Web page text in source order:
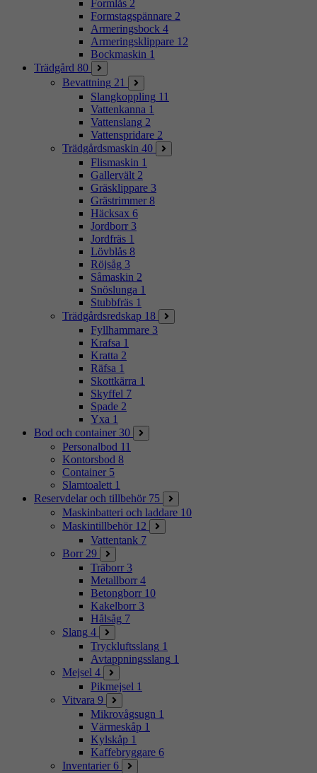
Formlås 2
Formstagspännare 2
Armeringsbock 4
Armeringsklippare 12
Bockmaskin 1
Trädgård 80
Bevattning 21
Slangkoppling 11
Vattenkanna 1
Vattenslang 2
Vattenspridare 2
Trädgårdsmaskin 40
Flismaskin 1
Gallervält 2
Gräsklippare 3
Grästrimmer 8
Häcksax 6
Jordborr 3
Jordfräs 1
Lövblås 8
Röjsåg 3
Såmaskin 2
Snöslunga 1
Stubbfräs 1
Trädgårdsredskap 18
Fyllhammare 3
Krafsa 1
Kratta 2
Räfsa 1
Skottkärra 1
Skyffel 7
Spade 2
Yxa 1
Bod och container 30
Personalbod 11
Kontorsbod 8
Container 5
Slamtoalett 1
Reservdelar och tillbehör 75
Maskinbatteri och laddare 10
Maskintillbehör 12
Vattentank 7
Borr 29
Träborr 3
Metallborr 4
Betongborr 10
Kakelborr 3
Hålsåg 7
Slang 4
Tryckluftsslang 1
Avtappningsslang 1
Mejsel 4
Pikmejsel 1
Vitvara 9
Mikrovågsugn 1
Värmeskåp 1
Kylskåp 1
Kaffebryggare 6
Inventarier 6